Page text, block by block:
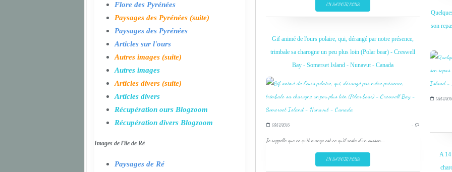
EN SAVOIR PLUS
son
05/12/
Gif animé de l'ours polaire, qui, dérangé par notre présence,
trimbale sa charogne un peu plus loin (Polar bear) - Creswell
Bay - Somerset Island - Nunavut - Canada
05/12/2016 …
Je rappelle que ce qu'il mange est ce qu'il reste d'un ourson ...
EN SAVOIR PLUS
A 14
Flore des Pyrénées
Paysages des Pyrénées (suite)
Paysages des Pyrénées
Articles sur l'ours
Autres images (suite)
Autres images
Articles divers (suite)
Articles divers
Récupération ours Blogzoom
Récupération divers Blogzoom
Images de l'île de Ré
Paysages de Ré